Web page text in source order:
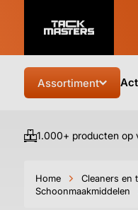
Assortiment
1.000+ producten op
Home
Cleaners en
Schoonmaakmiddelen